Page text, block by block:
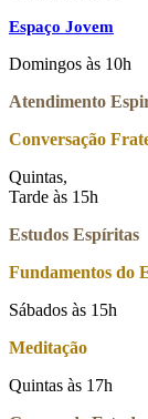
Espaço Jovem
Domingos às 10h
Atendimento
Conversação
Quintas,
Tarde às 15h
Estudos Espíritas
Fundamentos do
Sábados às 15h
Meditação
Quintas às 17h